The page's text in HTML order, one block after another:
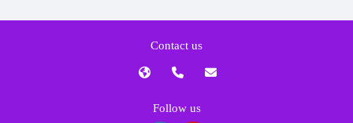
Contact us
Follow us